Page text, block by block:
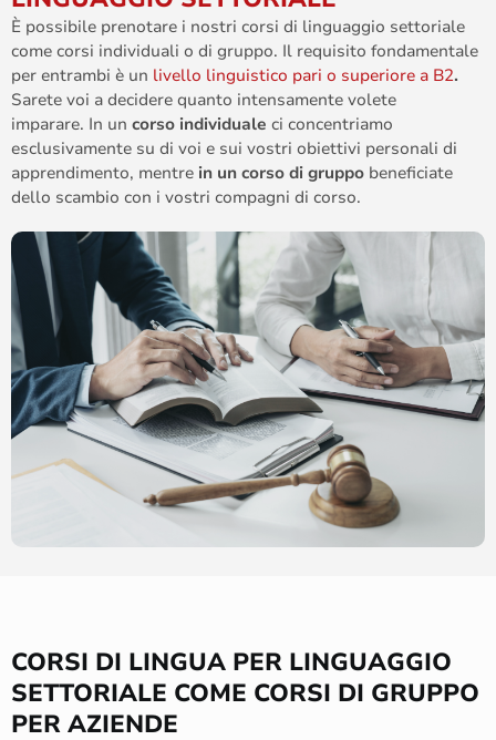
È possibile prenotare i nostri corsi di linguaggio settoriale
come corsi individuali o di gruppo. Il requisito fondamentale
per entrambi è un livello linguistico pari o superiore a B2.
Sarete voi a decidere quanto intensamente volete
imparare. In un corso individuale ci concentriamo
esclusivamente su di voi e sui vostri obiettivi personali di
apprendimento, mentre in un corso di gruppo beneficiate
dello scambio con i vostri compagni di corso.
CORSI DI LINGUA PER LINGUAGGIO
SETTORIALE COME CORSI DI GRUPPO
PER AZIENDE